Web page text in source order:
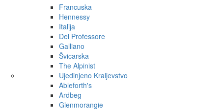
Francuska
Hennessy
Italija
Del Professore
Galliano
Švicarska
The Alpinist
Ujedinjeno Kraljevstvo
Ableforth's
Ardbeg
Glenmorangie